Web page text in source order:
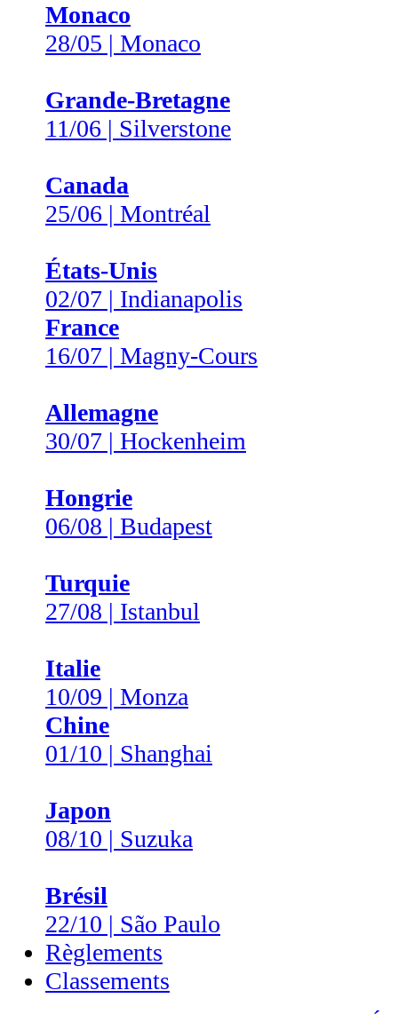
Monaco
28/05 | Monaco
Grande-Bretagne
11/06 | Silverstone
Canada
25/06 | Montréal
États-Unis
02/07 | Indianapolis
France
16/07 | Magny-Cours
Allemagne
30/07 | Hockenheim
Hongrie
06/08 | Budapest
Turquie
27/08 | Istanbul
Italie
10/09 | Monza
Chine
01/10 | Shanghai
Japon
08/10 | Suzuka
Brésil
22/10 | São Paulo
Règlements
Classements